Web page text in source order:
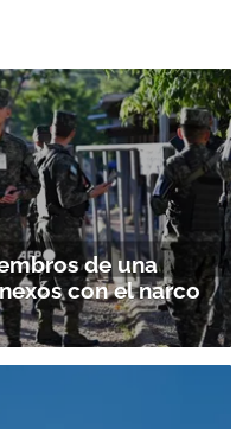
de una
con el narco